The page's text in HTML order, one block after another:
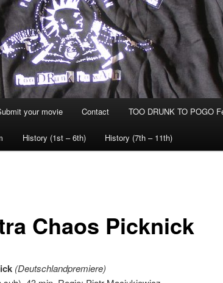
your movie Contact TOO DRUNK TO POGO
History (1st – 6th) History (7th – 11th)
Chaos Picknick
(Deutschlandpremiere)